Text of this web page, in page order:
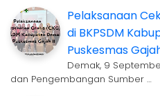
Pelaksanaan
di BKPSDM
Puskesmas
Demak, 9
dan Pengembangan Sumber …